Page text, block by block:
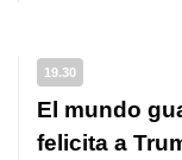
19.30
El mundo
felicita a